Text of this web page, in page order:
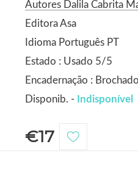
Autores Dalila Cabrita
Editora Asa
Idioma Português PT
Estado : Usado 5/5
Encadernação : Brochado
Disponib. - Indisponível
€17